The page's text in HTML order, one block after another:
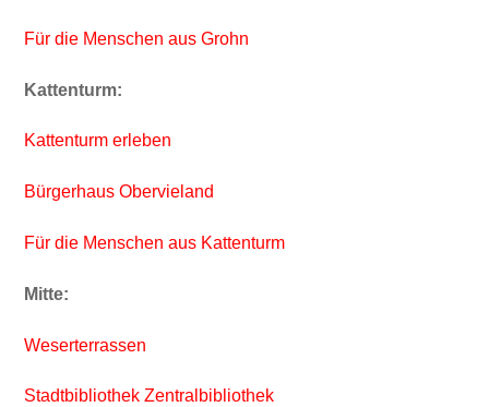
Für die Menschen aus Grohn
Kattenturm:
Kattenturm erleben
Bürgerhaus Obervieland
Für die Menschen aus Kattenturm
Mitte:
Weserterrassen
Stadtbibliothek Zentralbibliothek